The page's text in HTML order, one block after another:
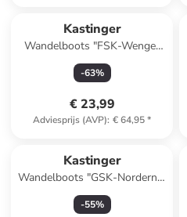
Kastinger
Wandelboots "FSK-Wenger
Mid XT KTX" zwart/groen
-63%
€ 23,99
Adviesprijs (AVP): € 64,95*
Kastinger
Wandelboots "GSK-Norderner
Mid XT KTX"
donkerblauw/citroengroen
-55%